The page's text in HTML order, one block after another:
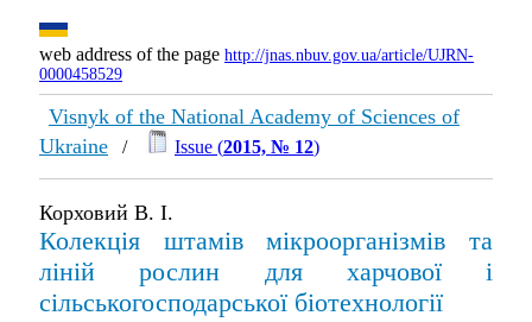
web address of the page http://jnas.nbuv.gov.ua/article/UJRN-
0000458529
Visnyk of the National Academy of Sciences of
Ukraine / Issue (2015, № 12)
Корховий В. І.
Колекція штамів мікроорганізмів та
ліній рослин для харчової і
сільськогосподарської біотехнології